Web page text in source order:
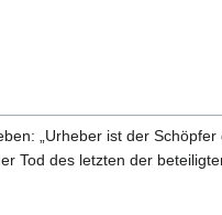
„Urheber ist der Schöpfer
Tod des letzten der